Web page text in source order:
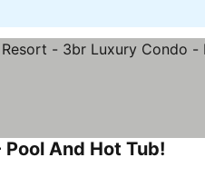
And Hot Tub!